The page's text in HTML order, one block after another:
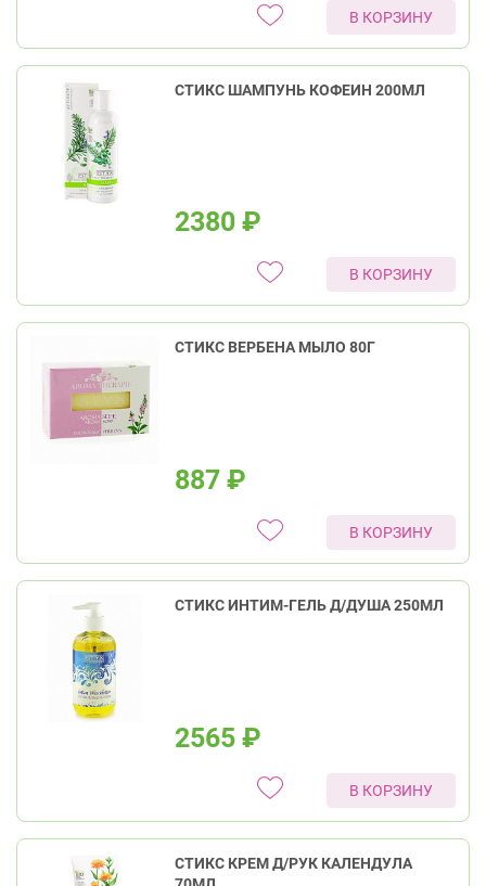
В КОРЗИНУ
СТИКС ШАМПУНЬ КОФЕИН 200МЛ
2380 ₽
В КОРЗИНУ
СТИКС ВЕРБЕНА МЫЛО 80Г
887 ₽
В КОРЗИНУ
СТИКС ИНТИМ-ГЕЛЬ Д/ДУША 250МЛ
2565 ₽
В КОРЗИНУ
СТИКС КРЕМ Д/РУК КАЛЕНДУЛА